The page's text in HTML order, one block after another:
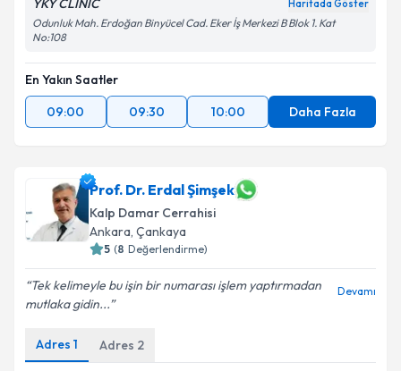
YKY CLINIC Haritada Göster
Odunluk Mah. Erdoğan Binyücel Cad. Eker İş Merkezi B Blok 1. Kat
No:108
En Yakın Saatler
09:00
09:30 10:00 Daha Fazla
Prof. Dr. Erdal Şimşek
Kalp Damar Cerrahisi
Ankara, Çankaya
5 (8 Değerlendirme)
Tek kelimeyle bu işin bir numarası işlem yaptırmadan
mutlaka gidin...
Devamı
Adres 1 Adres 2